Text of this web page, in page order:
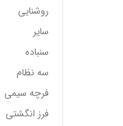
روشنایی
سایر
سنباده
سه نظام
فرچه سیمی
فرز انگشتی